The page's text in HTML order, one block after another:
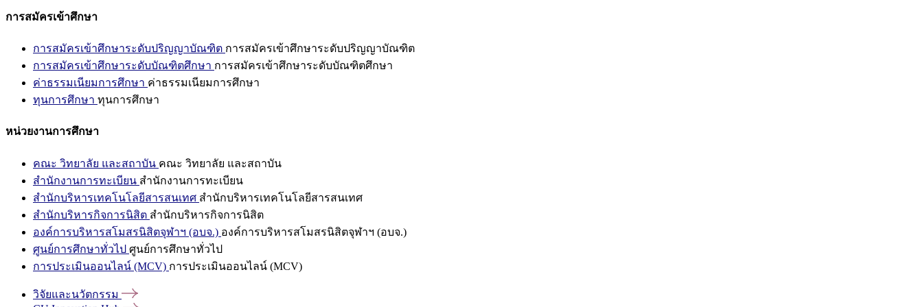
การสมัครเข้าศึกษา
การสมัครเข้าศึกษาระดับปริญญาบัณฑิต การสมัครเข้าศึกษาระดับปริญญาบัณฑิต
การสมัครเข้าศึกษาระดับบัณฑิตศึกษา การสมัครเข้าศึกษาระดับบัณฑิตศึกษา
ค่าธรรมเนียมการศึกษา ค่าธรรมเนียมการศึกษา
ทุนการศึกษา ทุนการศึกษา
หน่วยงานการศึกษา
คณะ วิทยาลัย และสถาบัน คณะ วิทยาลัย และสถาบัน
สำนักงานการทะเบียน สำนักงานการทะเบียน
สำนักบริหารเทคโนโลยีสารสนเทศ สำนักบริหารเทคโนโลยีสารสนเทศ
สำนักบริหารกิจการนิสิต สำนักบริหารกิจการนิสิต
องค์การบริหารสโมสรนิสิตจุฬาฯ (อบจ.) องค์การบริหารสโมสรนิสิตจุฬาฯ (อบจ.)
ศูนย์การศึกษาทั่วไป ศูนย์การศึกษาทั่วไป
การประเมินออนไลน์ (MCV) การประเมินออนไลน์ (MCV)
วิจัยและนวัตกรรม